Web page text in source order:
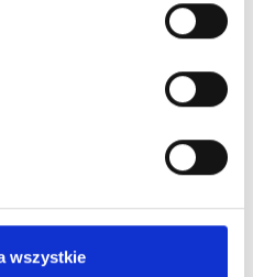
wszystkie
estrogeny?
progesteron?
hormon